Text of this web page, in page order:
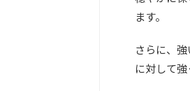
ます。
さらに、
に対して